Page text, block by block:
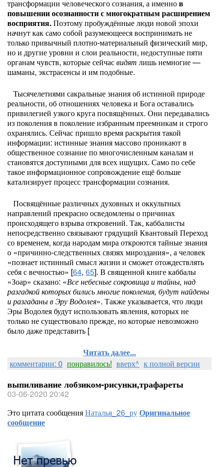
трансформации человеческого сознания, а именнов
повышении осознанности с многократным расширением
восприятия.Поэтому пробуждённые люди новой эпохи
начнут как само собой разумеющееся воспринимать не
только привычный плотно-материальный физический мир,
но и другие уровни и слои реальности, недоступные пяти
органам чувств, которые сейчасвидят лишь немногие —
шаманы, экстрасенсы и им подобные.
Тысячелетиями сакральные знания об истинной природе
реальности, об отношениях человека и Бога оставались
привилегией узкого круга посвящённых. Они передавались
из поколения в поколение избранным преемникам и строго
охранялись. Сейчас пришло время раскрытия такой
информации: истинные знания массово проникают в
общественное сознание по многочисленным каналам и
становятся доступными для всех ищущих. Само по себе
такое информационное сопровождение ещё больше
катализирует процесс трансформации сознания.
Посвящённые различных духовных и оккультных
направлений прекрасно осведомлены о причинах
происходящего взрыва откровений. Так, каббалисты
непосредственно связывают грядущий Квантовый Переход
со временем, когда народам мира откроются тайные знания
о «причинно-следственных связях мироздания», а человек
«познает истинный смысл жизни и сможет отождествлять
себя с вечностью» [64, 65]. В священной книге каббалы
«Зоар» сказано: «Все небесные сокровища и тайны, над
разгадкой которых бились многие поколения, будут найдены
и разгаданы в Эру Водолея». Также указывается, что люди
Эры Водолея будут использовать явления, которых не
только не существовало прежде, но которые невозможно
было даже представить [
Читать далее...
комментарии: 0 понравилось! вверх^ к полной версии
выпиливание лобзиком-рисунки,трафареты
03-06-2020 20:42
Это цитата сообщенияНаталья_26_руОригинальное
сообщение